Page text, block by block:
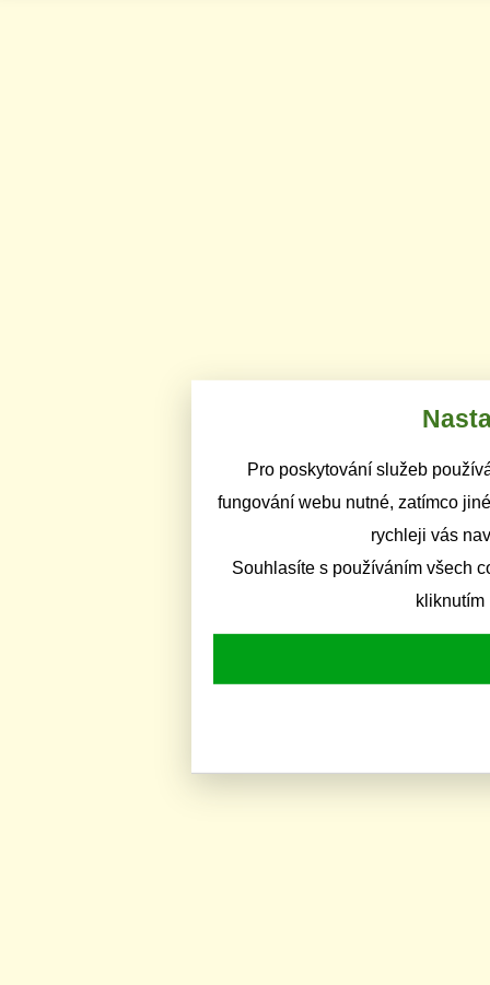
Pro poskytování služeb
fungování webu nutné, zatímco
rychleji vás
Souhlasíte s používáním všech
kliknutím